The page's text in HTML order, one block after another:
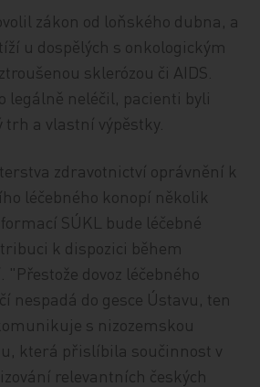
zákon od loňského dubna, a
u dospělých s onkologickým
sklerózou či AIDS.
legálně neléčil, pacienti byli
a vlastní výpěstky.
zdravotnictví oprávnění k
léčebného konopí několik
SÚKL bude léčebné
k dispozici během
dovoz léčebného
nespadá do gesce Ústavu, ten
s nizozemskou
která přislíbila součinnost v
relevantních českých